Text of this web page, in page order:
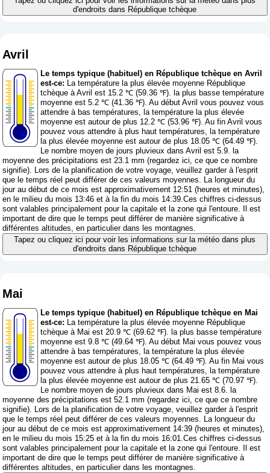
d'endroits dans République tchèque
Avril
Le temps typique (habituel) en République tchèque en Avril
est-ce: La température la plus élevée moyenne République
tchèque à Avril est 15.2 ℃ (59.36 ℉). la plus basse température
moyenne est 5.2 ℃ (41.36 ℉). Au début Avril vous pouvez vous
attendre à bas températures, la température la plus élevée
moyenne est autour de plus 12.2 ℃ (53.96 ℉). Au fin Avril vous
pouvez vous attendre à plus haut températures, la température
la plus élevée moyenne est autour de plus 18.05 ℃ (64.49 ℉).
Le nombre moyen de jours pluvieux dans Avril est 5.9. la
moyenne des précipitations est 23.1 mm (regardez ici, ce que ce nombre
signifie). Lors de la planification de votre voyage, veuillez garder à l'esprit
que le temps réel peut différer de ces valeurs moyennes. La longueur du
jour au début de ce mois est approximativement 12:51 (heures et minutes),
en le milieu du mois 13:46 et à la fin du mois 14:39.Ces chiffres ci-dessus
sont valables principalement pour la capitale et la zone qui l'entoure. Il est
important de dire que le temps peut différer de manière significative à
différentes altitudes, en particulier dans les montagnes.
Tapez ou cliquez ici pour voir les informations sur la météo dans plus
d'endroits dans République tchèque
Mai
Le temps typique (habituel) en République tchèque en Mai
est-ce: La température la plus élevée moyenne République
tchèque à Mai est 20.9 ℃ (69.62 ℉). la plus basse température
moyenne est 9.8 ℃ (49.64 ℉). Au début Mai vous pouvez vous
attendre à bas températures, la température la plus élevée
moyenne est autour de plus 18.05 ℃ (64.49 ℉). Au fin Mai vous
pouvez vous attendre à plus haut températures, la température
la plus élevée moyenne est autour de plus 21.65 ℃ (70.97 ℉).
Le nombre moyen de jours pluvieux dans Mai est 8.6. la
moyenne des précipitations est 52.1 mm (regardez ici, ce que ce nombre
signifie). Lors de la planification de votre voyage, veuillez garder à l'esprit
que le temps réel peut différer de ces valeurs moyennes. La longueur du
jour au début de ce mois est approximativement 14:39 (heures et minutes),
en le milieu du mois 15:25 et à la fin du mois 16:01.Ces chiffres ci-dessus
sont valables principalement pour la capitale et la zone qui l'entoure. Il est
important de dire que le temps peut différer de manière significative à
différentes altitudes, en particulier dans les montagnes.